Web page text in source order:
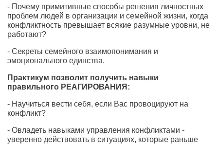
- Почему примитивные способы решения личностных
проблем людей в организации и семейной жизни, когда
конфликтность превышает всякие разумные уровни, не
работают?
- Секреты семейного взаимопонимания и
эмоционального единства.
Практикум позволит получить навыки
правильного РЕАГИРОВАНИЯ:
- Научиться вести себя, если Вас провоцируют на
конфликт?
- Овладеть навыками управления конфликтами -
уверенно действовать в ситуациях, которые раньше